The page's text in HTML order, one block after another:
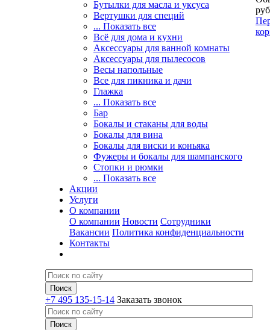
Бутылки для масла и уксуса
Вертушки для специй
... Показать все
Всё для дома и кухни
Аксессуары для ванной комнаты
Аксессуары для пылесосов
Весы напольные
Все для пикника и дачи
Глажка
... Показать все
Бар
Бокалы и стаканы для воды
Бокалы для вина
Бокалы для виски и коньяка
Фужеры и бокалы для шампанского
Стопки и рюмки
... Показать все
Акции
Услуги
О компании
О компании Новости Сотрудники
Вакансии Политика конфиденциальности
Контакты
+7 495 135-15-14 Заказать звонок